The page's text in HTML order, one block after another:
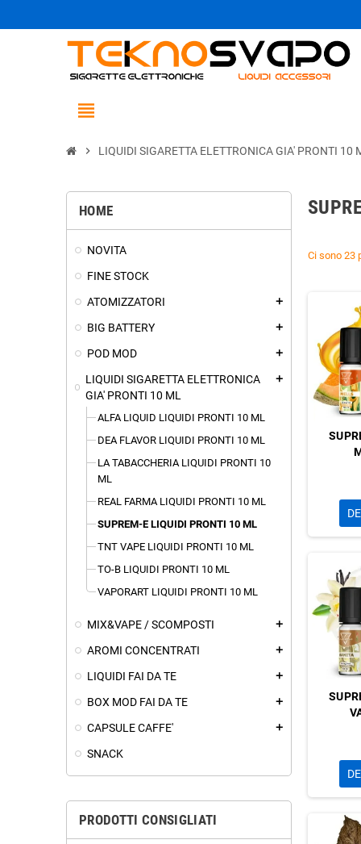
view_headline
chevron_right LIQUIDI SIGARETTA ELETTRONICA GIA' PRONTI 10
HOME
NOVITA
FINE STOCK
ATOMIZZATORI
add
BIG BATTERY add
POD MOD add
LIQUIDI SIGARETTA ELETTRONICA
GIA' PRONTI 10 ML
add
ALFA LIQUID LIQUIDI PRONTI 10 ML
DEA FLAVOR LIQUIDI PRONTI 10 ML
LA TABACCHERIA LIQUIDI PRONTI 10
ML
REAL FARMA LIQUIDI PRONTI 10 ML
SUPREM-E LIQUIDI PRONTI 10 ML
TNT VAPE LIQUIDI PRONTI 10 ML
TO-B LIQUIDI PRONTI 10 ML
VAPORART LIQUIDI PRONTI 10 ML
MIX&VAPE / SCOMPOSTI add
AROMI CONCENTRATI add
LIQUIDI FAI DA TE add
BOX MOD FAI DA TE add
CAPSULE CAFFE' add
SNACK
PRODOTTI CONSIGLIATI
Ci sono 23